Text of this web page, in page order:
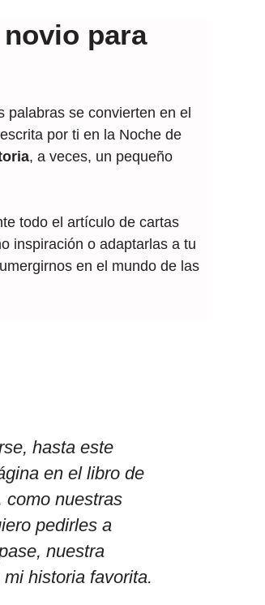
para
palabras se convierten en el
por ti en la Noche de
, a veces, un pequeño
todo el artículo de cartas
inspiración o adaptarlas a tu
en el mundo de las
hasta este
en el libro de
como nuestras
pedirles a
nuestra
historia favorita.